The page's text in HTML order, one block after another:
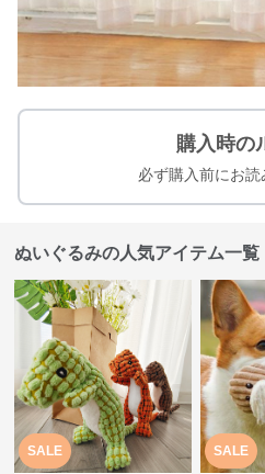
購入時の
必ず購入前にお読
ぬいぐるみの人気アイテム一覧
SALE SALE